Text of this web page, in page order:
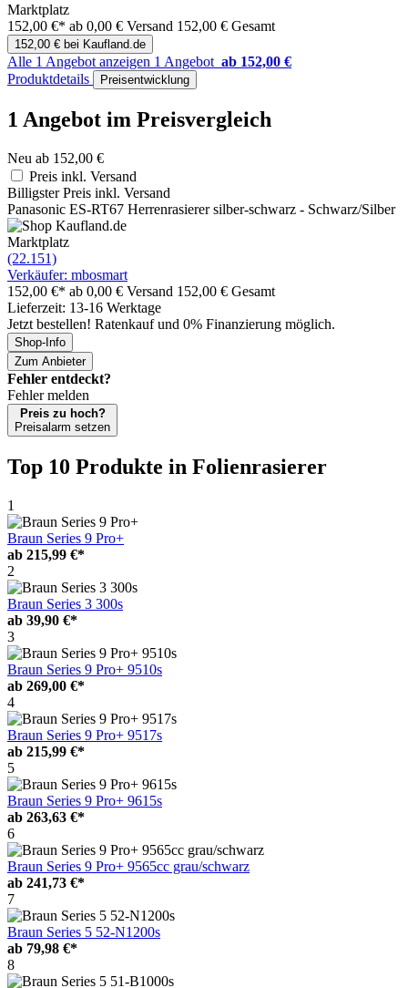
Marktplatz
152,00 €* ab 0,00 € Versand 152,00 € Gesamt
152,00 € bei Kaufland.de
Alle 1 Angebot anzeigen 1 Angebot ab 152,00 €
Produktdetails
Preisentwicklung
1 Angebot im Preisvergleich
Neu ab 152,00 €
Preis inkl. Versand
Billigster Preis inkl. Versand
Panasonic ES-RT67 Herrenrasierer silber-schwarz - Schwarz/Silber
Marktplatz
(22.151)
Verkäufer: mbosmart
152,00 €* ab 0,00 € Versand 152,00 € Gesamt
Lieferzeit: 13-16 Werktage
Jetzt bestellen! Ratenkauf und 0% Finanzierung möglich.
Shop-Info
Zum Anbieter
Fehler entdeckt?
Fehler melden
Preis zu hoch?
Preisalarm setzen
Top 10 Produkte in Folienrasierer
1
Braun Series 9 Pro+
ab 215,99 €*
2
Braun Series 3 300s
ab 39,90 €*
3
Braun Series 9 Pro+ 9510s
ab 269,00 €*
4
Braun Series 9 Pro+ 9517s
ab 215,99 €*
5
Braun Series 9 Pro+ 9615s
ab 263,63 €*
6
Braun Series 9 Pro+ 9565cc grau/schwarz
ab 241,73 €*
7
Braun Series 5 52-N1200s
ab 79,98 €*
8